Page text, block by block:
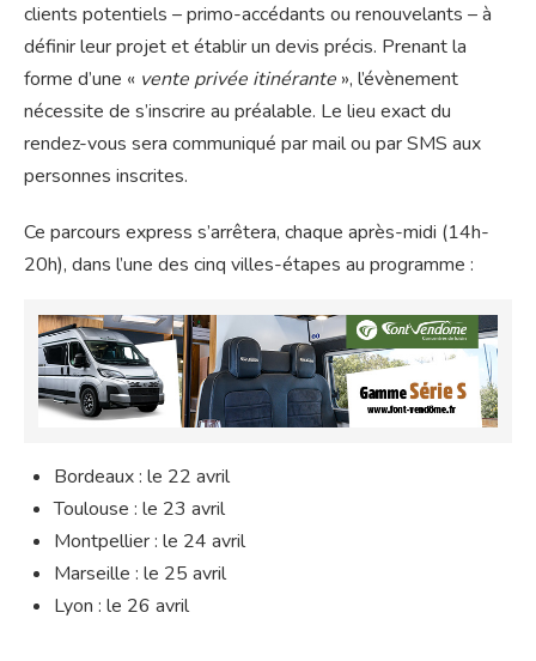
clients potentiels – primo-accédants ou renouvelants – à
définir leur projet et établir un devis précis. Prenant la
forme d’une « vente privée itinérante », l’évènement
nécessite de s’inscrire au préalable. Le lieu exact du
rendez-vous sera communiqué par mail ou par SMS aux
personnes inscrites.
Ce parcours express s’arrêtera, chaque après-midi (14h-
20h), dans l’une des cinq villes-étapes au programme :
Bordeaux : le 22 avril
Toulouse : le 23 avril
Montpellier : le 24 avril
Marseille : le 25 avril
Lyon : le 26 avril